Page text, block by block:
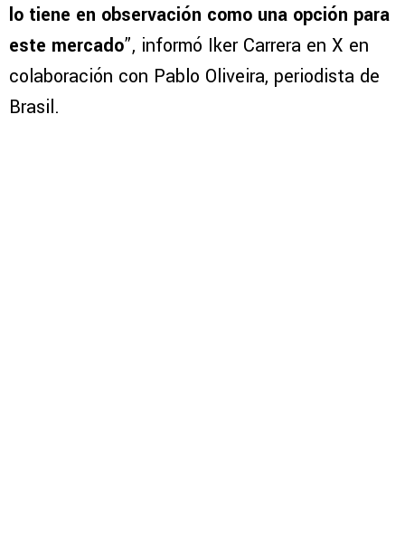
lo tiene en observación como una opción para
este mercado”, informó Iker Carrera en X en
colaboración con Pablo Oliveira, periodista de
Brasil.